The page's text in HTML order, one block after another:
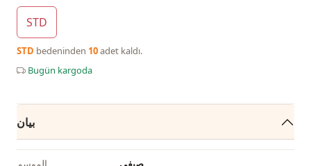
STD
STD bedeninden 10adet kaldı.
Bugün kargoda
بيان